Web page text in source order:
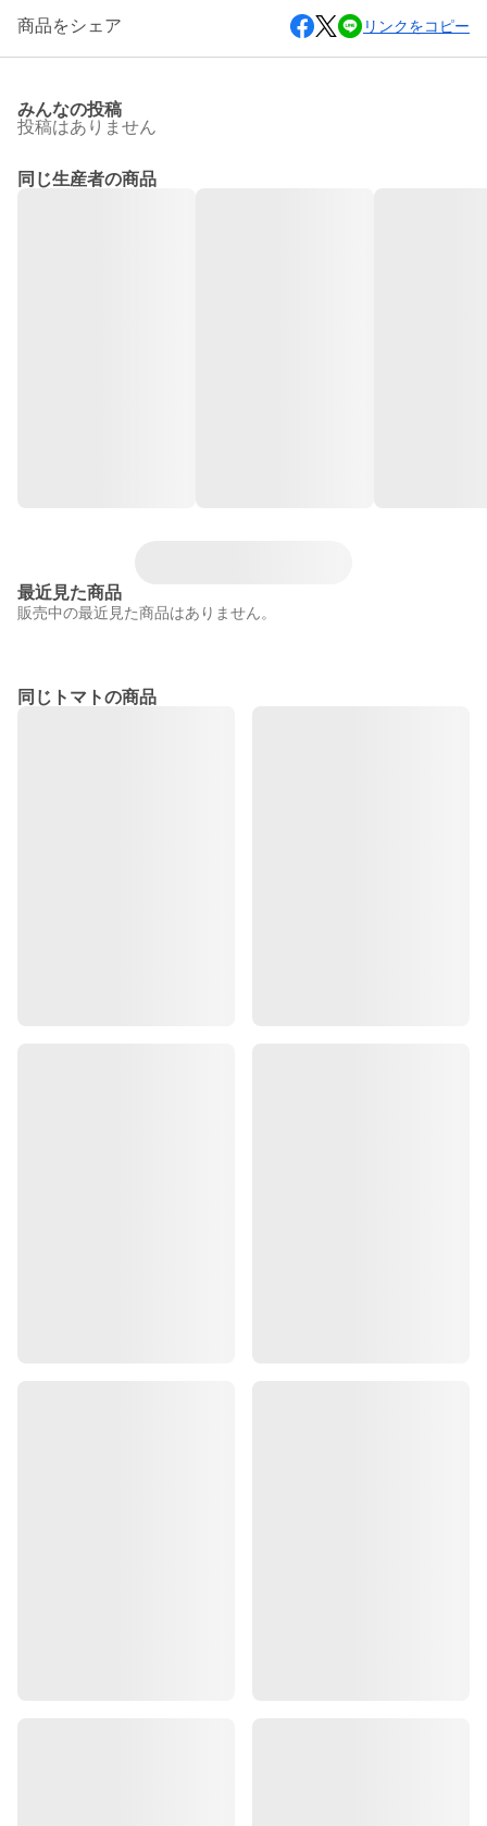
商品をシェア リンクをコピー
みんなの投稿
投稿はありません
同じ生産者の商品
最近見た商品
販売中の最近見た商品はありません。
同じトマトの商品